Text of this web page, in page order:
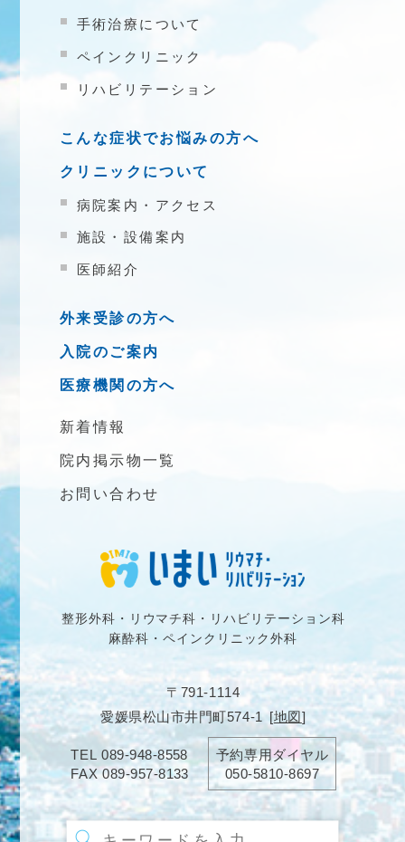
整形外科・リウマチ科・リハビリテーション科
麻酔科・ペインクリニック外科
〒791-1114
愛媛県松山市井門町574-1 [地図]
TEL 089-948-8558
FAX 089-957-8133
予約専用ダイヤル
050-5810-8697
手術治療について
ペインクリニック
リハビリテーション
こんな症状でお悩みの方へ
クリニックについて
病院案内・アクセス
施設・設備案内
医師紹介
外来受診の方へ
入院のご案内
医療機関の方へ
新着情報
院内掲示物一覧
お問い合わせ